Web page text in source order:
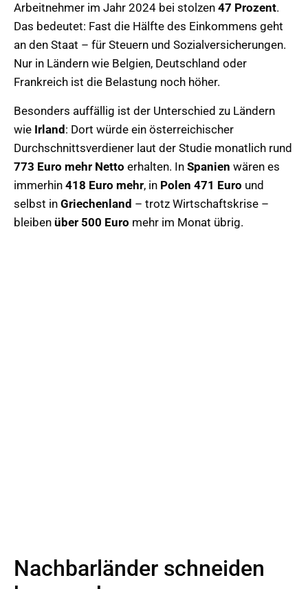
Arbeitnehmer im Jahr 2024 bei stolzen 47 Prozent.
Das bedeutet: Fast die Hälfte des Einkommens geht
an den Staat – für Steuern und Sozialversicherungen.
Nur in Ländern wie Belgien, Deutschland oder
Frankreich ist die Belastung noch höher.
Besonders auffällig ist der Unterschied zu Ländern
wie Irland: Dort würde ein österreichischer
Durchschnittsverdiener laut der Studie monatlich rund
773 Euro mehr Netto erhalten. In Spanien wären es
immerhin 418 Euro mehr, in Polen 471 Euro und
selbst in Griechenland – trotz Wirtschaftskrise –
bleiben über 500 Euro mehr im Monat übrig.
Nachbarländer schneiden